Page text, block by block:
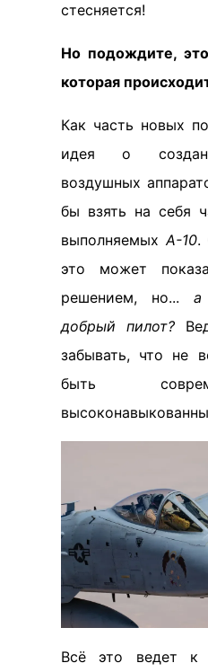
стесняется!
Но подождите,
которая
Как часть новых
идея о
воздушных
бы взять на себя
выполняемыхA-10.
это может
решением, но... а
добрый пилот?
забывать, что не
быть
Всё это ведет к